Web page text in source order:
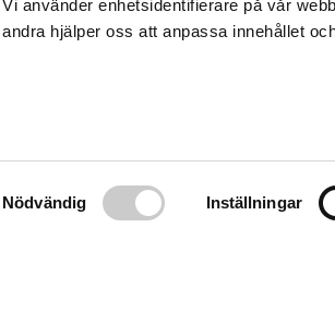
Vi använder enhetsidentifierare på vår
andra hjälper oss att anpassa innehållet
Samtyckesval
Nödvändig Inställningar